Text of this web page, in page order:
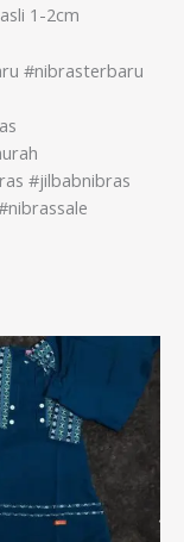
1-2cm
#nibrasterbaru
#jilbabnibras